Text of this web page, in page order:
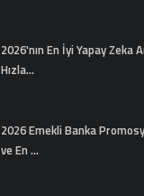
2026'nın En İyi Yapay Zeka
Hızla...
2026 Emekli Banka
ve En ...